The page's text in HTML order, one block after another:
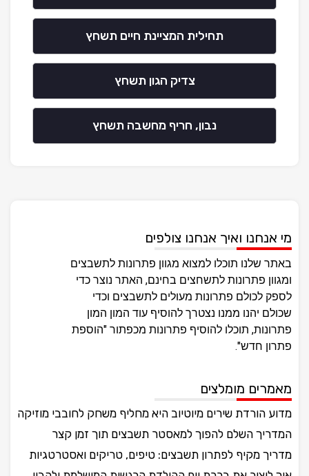
תחילית המציינת חיים תשחץ
צדיק הגון תשחץ
נבון, חריף מחשבה תשחץ
מי אנחנו ואיך אנחנו צולפים
באתר שלנו תוכלו למצוא מגוון פתרונות לתשבצים
ומגוון פתרונות לתשחצים בחינם, האתר נוצר כדי
לספק לכולם פתרונות מעולים לתשבצים וכדי
שכולם יהנו ממנו נצטרך להוסיף עוד המון המון
פתרונות, תוכלו להוסיף פתרונות מכפתור "הוספת
פתרון חדש".
מאמרים מומלצים
מדוע הורדת שירים מיוטיוב היא מחליף משחק לחובבי מוזיקה
המדריך השלם להפוך למאסטר תשבצים תוך זמן קצר
מדריך מקיף לפתרון תשבצים: טיפים, טריקים ואסטרטגיות